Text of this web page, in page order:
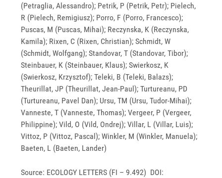
(Petraglia, Alessandro); Petrik, P (Petrik, Petr); Pielech,
R (Pielech, Remigiusz); Porro, F (Porro, Francesco);
Puscas, M (Puscas, Mihai); Reczynska, K (Reczynska,
Kamila); Rixen, C (Rixen, Christian); Schmidt, W
(Schmidt, Wolfgang); Standovar, T (Standovar, Tibor);
Steinbauer, K (Steinbauer, Klaus); Swierkosz, K
(Swierkosz, Krzysztof); Teleki, B (Teleki, Balazs);
Theurillat, JP (Theurillat, Jean-Paul); Turtureanu, PD
(Turtureanu, Pavel Dan); Ursu, TM (Ursu, Tudor-Mihai);
Vanneste, T (Vanneste, Thomas); Vergeer, P (Vergeer,
Philippine); Vild, O (Vild, Ondrej); Villar, L (Villar, Luis);
Vittoz, P (Vittoz, Pascal); Winkler, M (Winkler, Manuela);
Baeten, L (Baeten, Lander)
Source: ECOLOGY LETTERS (FI – 9.492) DOI: